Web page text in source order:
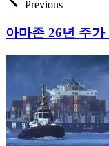
Previous
아마존 26년 주